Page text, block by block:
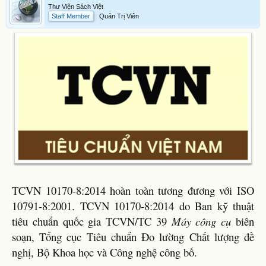
Thư Viện Sách Việt
Staff Member
Quản Trị Viên
TCVN 10170-8:2014 hoàn toàn tương đương với ISO
10791-8:2001. TCVN 10170-8:2014 do Ban kỹ thuật
tiêu chuẩn quốc gia TCVN/TC 39 Máy công cụ biên
soạn, Tổng cục Tiêu chuẩn Đo lường Chất lượng đề
nghị, Bộ Khoa học và Công nghệ công bố.